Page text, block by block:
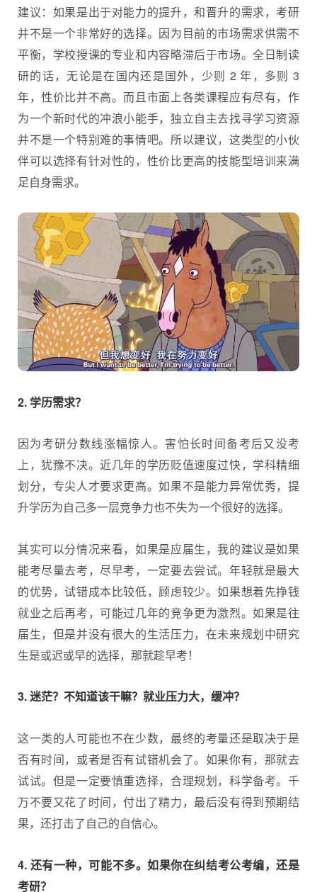
建议：如果是出于对能力的提升，和晋升的需求，考研
并不是一个非常好的选择。因为目前的市场需求供需不
平衡，学校授课的专业和内容略滞后于市场。全日制读
研的话，无论是在国内还是国外，少则 2 年，多则 3
年，性价比并不高。而且市面上各类课程应有尽有，作
为一个新时代的冲浪小能手，独立自主去找寻学习资源
并不是一个特别难的事情吧。所以建议，这类型的小伙
伴可以选择有针对性的，性价比更高的技能型培训来满
足自身需求。
2. 学历需求？
因为考研分数线涨幅惊人。害怕长时间备考后又没考
上，犹豫不决。近几年的学历贬值速度过快，学科精细
划分，专尖人才要求更高。如果不是能力异常优秀，提
升学历为自己多一层竞争力也不失为一个很好的选择。
其实可以分情况来看，如果是应届生，我的建议是如果
能考尽量去考，尽早考，一定要去尝试。年轻就是最大
的优势，试错成本比较低，顾虑较少。如果想着先挣钱
就业之后再考，可能过几年的竞争更为激烈。如果是往
届生，但是并没有很大的生活压力，在未来规划中研究
生是或迟或早的选择，那就趁早考！
3. 迷茫？不知道该干嘛？就业压力大，缓冲？
这一类的人可能也不在少数，最终的考量还是取决于是
否有时间，或者是否有试错机会了。如果你有，那就去
试试。但是一定要慎重选择，合理规划，科学备考。千
万不要又花了时间，付出了精力，最后没有得到预期结
果，还打击了自己的自信心。
4. 还有一种，可能不多。如果你在纠结考公考编，还是
考研？